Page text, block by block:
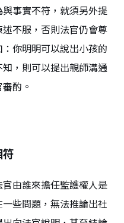
事實不符，就須另外提
不服，否則法官仍會尊
你明明可以說出小孩的
，則可以提出親師溝通
酌。
由誰來擔任監護權人是
些問題，無法推論出社